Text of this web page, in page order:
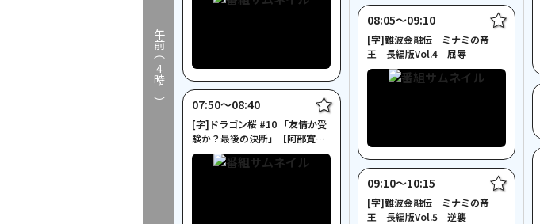
午前（
4
時～） 07:50〜08:40
[字]ドラゴン桜 #10 「友情か受
験か？最後の決断」【阿部寛出
演】
08:05〜09:10
[字]難波金融伝 ミナミの帝
王 長編版Vol.4 屈辱
09:10〜10:15
[字]難波金融伝 ミナミの帝
王 長編版Vol.5 逆襲